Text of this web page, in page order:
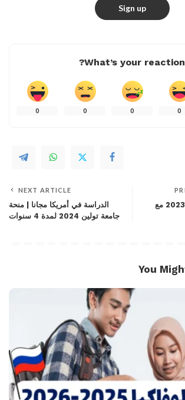
What’s your reaction?
0
0
0
0
عقد عمل في السويد 2023 مع
NEXT ARTICLE
الدراسة في أمريكا مجانا | منحة
جامعة تولين 2024 لمدة 4 سنوات
You